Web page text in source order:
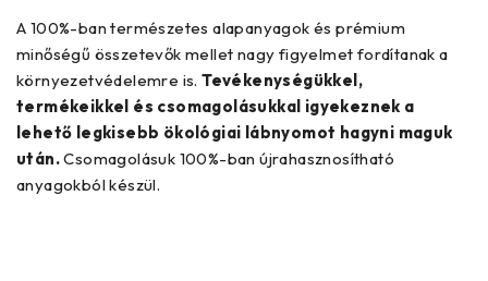
A 100%-ban természetes alapanyagok és prémium
minőségű összetevők mellet nagy figyelmet fordítanak a
környezetvédelemre is.Tevékenységükkel,
termékeikkel és csomagolásukkal igyekeznek a
lehető legkisebb ökológiai lábnyomot hagyni maguk
után.Csomagolásuk 100%-ban újrahasznosítható
anyagokból készül.